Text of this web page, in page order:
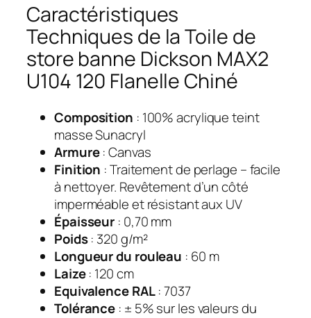
Caractéristiques
Techniques de la Toile de
store banne Dickson MAX2
U104 120 Flanelle Chiné
Composition : 100% acrylique teint
masse Sunacryl
Armure: Canvas
Finition : Traitement de perlage – facile
à nettoyer. Revêtement d’un côté
imperméable et résistant aux UV
Épaisseur : 0,70 mm
Poids: 320 g/m²
Longueur du rouleau : 60 m
Laize: 120 cm
Equivalence RAL: 7037
Tolérance : ± 5% sur les valeurs du